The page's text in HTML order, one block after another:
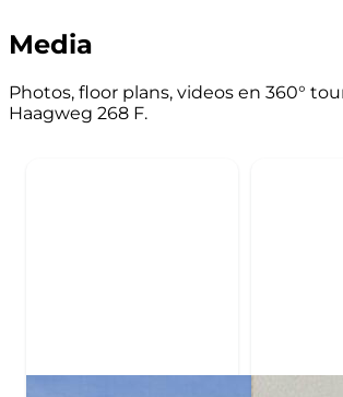
Media
Photos, floor plans, videos en 360°
Haagweg 268 F.